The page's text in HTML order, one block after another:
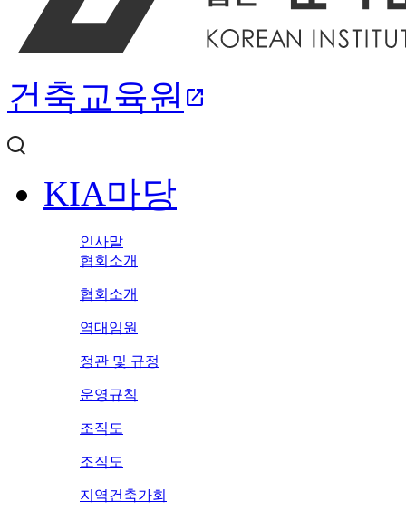
건축교육원 open_in_new
KIA마당
인사말
협회소개
협회소개
역대임원
정관 및 규정
운영규칙
조직도
조직도
지역건축가회